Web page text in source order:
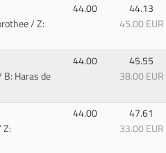
/ Z:
44.00
44.13
45.00 EUR
Haras de
44.00
45.55
38.00 EUR
44.00
47.61
33.00 EUR